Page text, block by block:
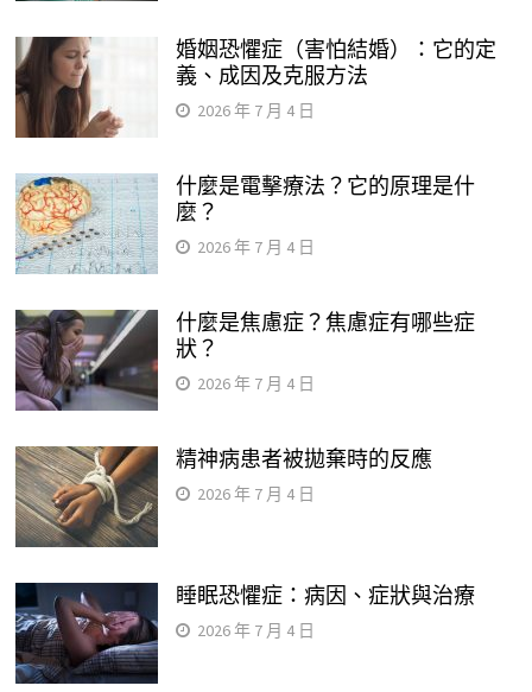
婚姻恐懼症（害怕結婚）：它的定
義、成因及克服方法
2026 年 7 月 4 日
什麼是電擊療法？它的原理是什
麼？
2026 年 7 月 4 日
什麼是焦慮症？焦慮症有哪些症
狀？
2026 年 7 月 4 日
精神病患者被拋棄時的反應
2026 年 7 月 4 日
睡眠恐懼症：病因、症狀與治療
2026 年 7 月 4 日